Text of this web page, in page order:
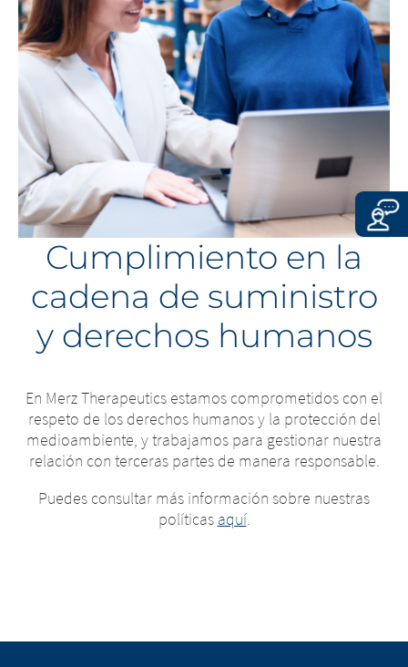
Cumplimiento en la
cadena de suministro
y derechos humanos
En Merz Therapeutics estamos comprometidos con el
respeto de los derechos humanos y la protección del
medioambiente, y trabajamos para gestionar nuestra
relación con terceras partes de manera responsable.
Puedes consultar más información sobre nuestras
políticas aquí.
EXIT
CONTINUE TOURL
cualquier contenido ilegal de los sitios
enlazados.
CONTINUE TO